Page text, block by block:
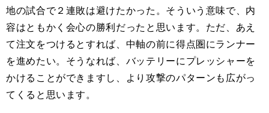
地の試合で２連敗は避けたかった。そういう意味で、内
容はともかく会心の勝利だったと思います。ただ、あえ
て注文をつけるとすれば、中軸の前に得点圏にランナー
を進めたい。そうなれば、バッテリーにプレッシャーを
かけることができますし、より攻撃のパターンも広がっ
てくると思います。